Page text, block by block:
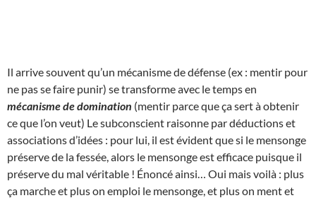
Il arrive souvent qu’un mécanisme de défense (ex : mentir pour
ne pas se faire punir) se transforme avec le temps en
mécanisme de domination (mentir parce que ça sert à obtenir
ce que l’on veut) Le subconscient raisonne par déductions et
associations d’idées : pour lui, il est évident que si le mensonge
préserve de la fessée, alors le mensonge est efficace puisque il
préserve du mal véritable ! Énoncé ainsi… Oui mais voilà : plus
ça marche et plus on emploi le mensonge, et plus on ment et